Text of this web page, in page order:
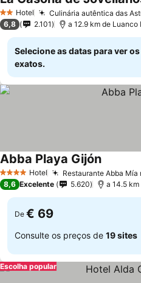
2 Estrelas
Hotel Culinária autêntica das
6,8 2.101 a 12.9 km de Luanco
Selecione as datas para ver
exatos.
4 EstrelasHotel Restaurante Abba Mía
Abba Playa GijónVer
8,6 Excelente 5.620 a 14.5
De € 69
Consulte os preços de 19 sites
Escolha popular